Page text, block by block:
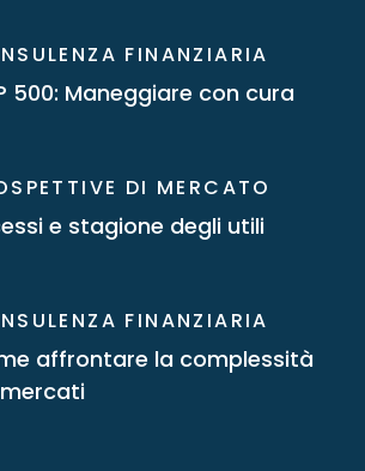
FINANZIARIA
500: Maneggiare con cura
DI MERCATO
e stagione degli utili
FINANZIARIA
affrontare la complessità